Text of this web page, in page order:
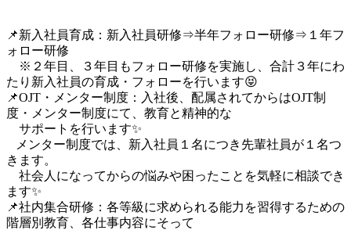
📌新入社員育成：新入社員研修⇒半年フォロー研修⇒１年フ
ォロー研修
※２年目、３年目もフォロー研修を実施し、合計３年にわ
たり新入社員の育成・フォローを行います😝
📌OJT・メンター制度：入社後、配属されてからはOJT制
度・メンター制度にて、教育と精神的な
サポートを行います✨
きます。
社会人になってからの悩みや困ったことを気軽に相談でき
ます✨
📌社内集合研修：各等級に求められる能力を習得するための
階層別教育、各仕事内容にそって